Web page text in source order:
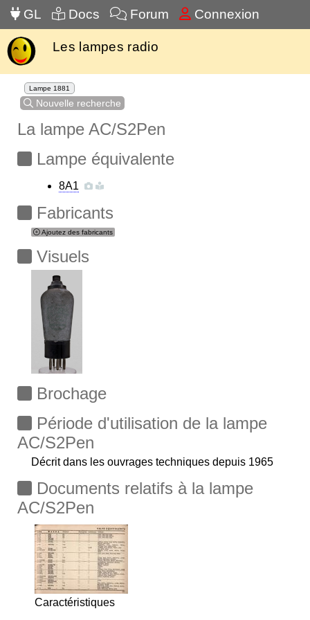
GL Docs Forum Connexion
Les lampes radio
Lampe 1881
Nouvelle recherche
La lampe AC/S2Pen
Lampe équivalente
8A1
Fabricants
Ajoutez des fabricants
Visuels
Brochage
Période d'utilisation de la lampe
AC/S2Pen
Décrit dans les ouvrages techniques depuis 1965
Documents relatifs à la lampe
AC/S2Pen
Caractéristiques